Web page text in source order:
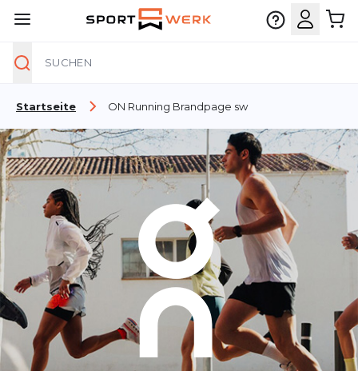
Startseite ON Running Brandpage sw